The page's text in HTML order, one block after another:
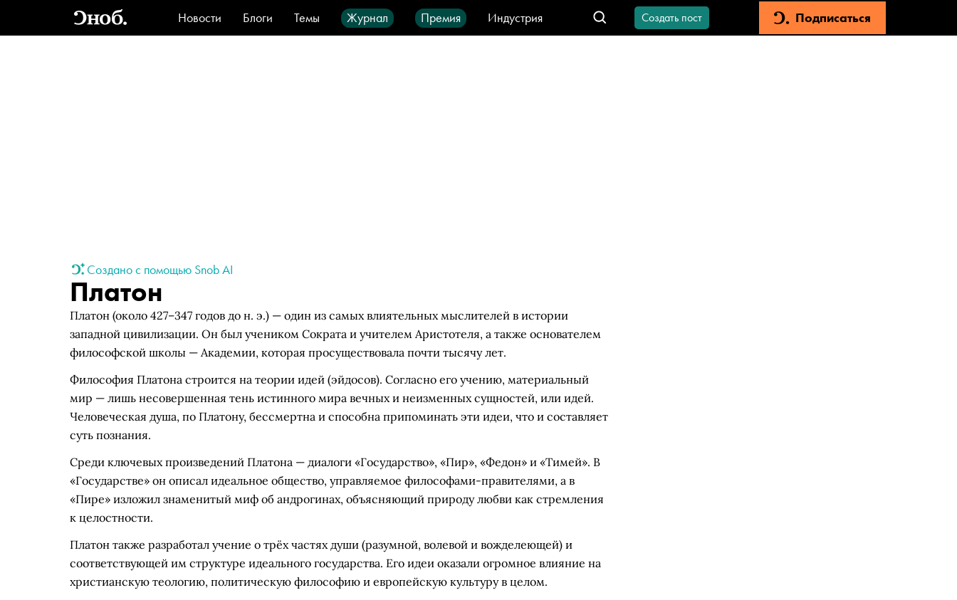
Новости Блоги Темы Журнал Премия
Индустрия
Стиль
Видео Город IT-продукты
Создать пост Подписаться
Создано с помощью Snob AI
Платон
Платон (около 427–347 годов до н. э.) — один из самых влиятельных мыслителей в истории
западной цивилизации. Он был учеником Сократа и учителем Аристотеля, а также основателем
философской школы — Академии, которая просуществовала почти тысячу лет.
Философия Платона строится на теории идей (эйдосов). Согласно его учению, материальный
мир — лишь несовершенная тень истинного мира вечных и неизменных сущностей, или идей.
Человеческая душа, по Платону, бессмертна и способна припоминать эти идеи, что и составляет
суть познания.
Среди ключевых произведений Платона — диалоги «Государство», «Пир», «Федон» и «Тимей». В
«Государстве» он описал идеальное общество, управляемое философами-правителями, а в
«Пире» изложил знаменитый миф об андрогинах, объясняющий природу любви как стремления
к целостности.
Платон также разработал учение о трёх частях души (разумной, волевой и вожделеющей) и
соответствующей им структуре идеального государства. Его идеи оказали огромное влияние на
христианскую теологию, политическую философию и европейскую культуру в целом.